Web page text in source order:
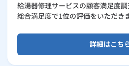
給湯器修理サービスの顧客満足度
総合満足度で1位の評価をいただき
詳細はこち